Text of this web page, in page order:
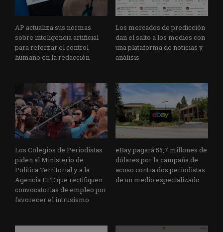
AP actualiza sus normas
sobre inteligencia artificial
para reforzar el control
humano en la redacción
Los mercados de predicción
dan el salto a los medios con
una plataforma de noticias y
análisis
Los Colegios de Periodistas
piden al Ministerio de
Política Territorial y a la
Agencia EFE que rectifiquen
convocatorias de empleo por
favorecer el intrusismo
eBay pagará 55,7 millones de
dólares por la campaña de
acoso contra dos periodistas
de un medio especializado